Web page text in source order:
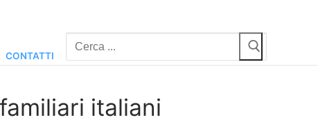
CONTATTI
Cerca:
italiani